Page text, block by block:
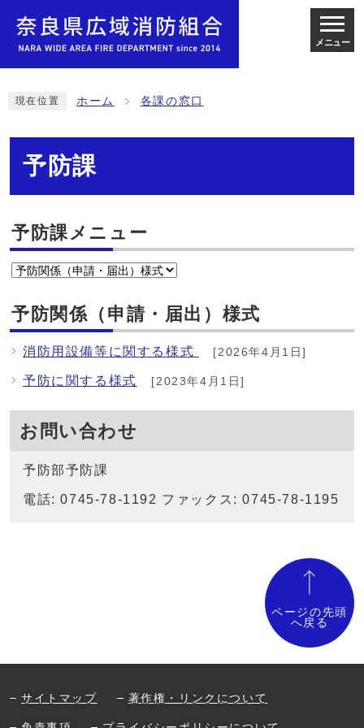
メニュー
現在位置 ホーム 各課の窓口
予防課
予防課メニュー
予防関係（申請・届出）様式
消防用設備等に関する様式 [2026年4月1日]
予防に関する様式 [2023年4月1日]
お問い合わせ
予防部予防課
電話: 0745-78-1192 ファックス: 0745-78-1195
ページの先頭
へ戻る
サイトマップ 著作権・リンクについて